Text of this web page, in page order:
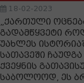
18-02-2023
„ქართული
გადამწყვეტი
უახლეს
სათავეში
ქვეყნის
საბოლოოდ, ეს